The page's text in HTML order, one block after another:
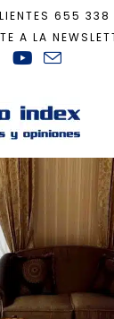
655 338
A LA